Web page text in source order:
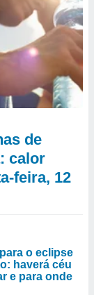
de
calor
feira, 12
o eclipse
haverá céu
e para onde